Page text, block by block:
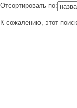
Отсортировать по:
К сожалению, этот